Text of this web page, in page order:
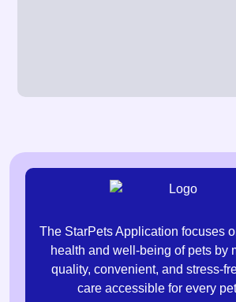
The StarPets Application focuses
health and well-being of pets by
quality, convenient, and stress-
care accessible for every